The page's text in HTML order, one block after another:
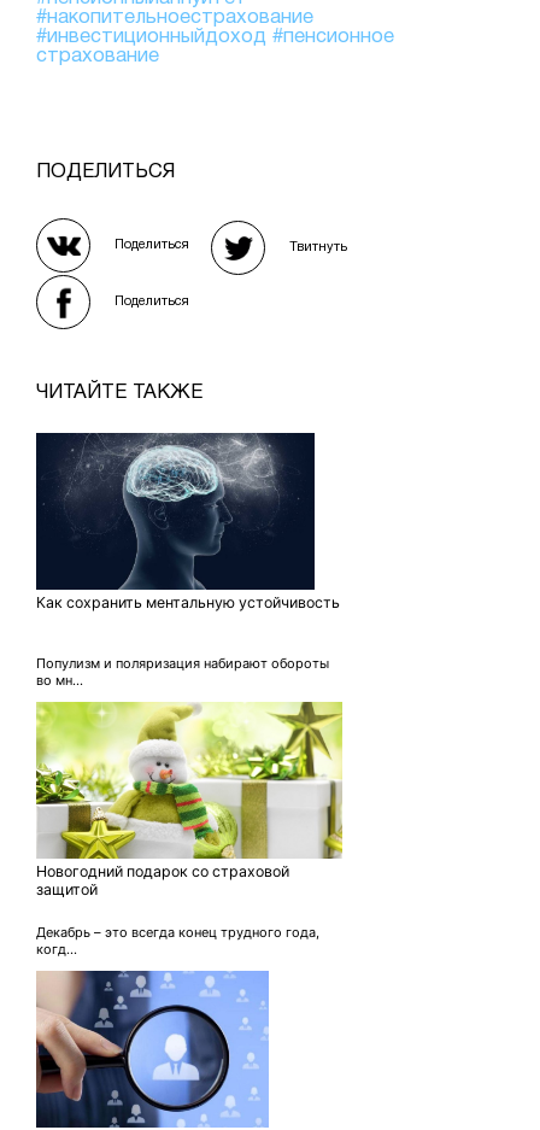
#накопительноестрахование
#инвестиционныйдоход #пенсионное
страхование
ПОДЕЛИТЬСЯ
Поделиться Твитнуть
Поделиться
ЧИТАЙТЕ ТАКЖЕ
Как сохранить ментальную устойчивость
Популизм и поляризация набирают обороты
во мн...
Новогодний подарок со страховой
защитой
Декабрь – это всегда конец трудного года,
когд...